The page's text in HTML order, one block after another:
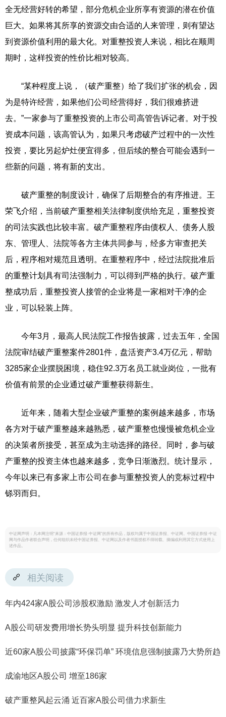
全无经营好转的希望，部分危机企业所享有资源的潜在价值
巨大。如果将其所享的资源交由合适的人来管理，则有望达
到资源价值利用的最大化。对重整投资人来说，相比在顺周
期时，这样投资的性价比相对较高。
“某种程度上说，（破产重整）给了我们扩张的机会，因
为是特许经营，如果他们公司经营得好，我们很难挤进
去。”一家参与了重整投资的上市公司高管告诉记者。对于投
资成本问题，该高管认为，如果只考虑破产过程中的一次性
投资，要比另起炉灶便宜得多，但后续的整合可能会遇到一
些新的问题，将有新的支出。
破产重整的制度设计，确保了后期整合的有序推进。王
荣飞介绍，当前破产重整相关法律制度供给充足，重整投资
的司法实践也比较丰富。破产重整程序由债权人、债务人股
东、管理人、法院等各方主体共同参与，经多方审查把关
后，程序相对规范且透明。在重整程序中，经过法院批准后
的重整计划具有司法强制力，可以得到严格的执行。破产重
整成功后，重整投资人接管的企业将是一家相对干净的企
业，可以轻装上阵。
今年3月，最高人民法院工作报告披露，过去五年，全国
法院审结破产重整案件2801件，盘活资产3.4万亿元，帮助
3285家企业摆脱困境，稳住92.3万名员工就业岗位，一批有
价值有前景的企业通过破产重整获得新生。
近年来，随着大型企业破产重整的案例越来越多，市场
各方对于破产重整越来越熟悉，破产重整也慢慢被危机企业
的决策者所接受，甚至成为主动选择的路径。同时，参与破
产重整的投资主体也越来越多，竞争日渐激烈。统计显示，
今年以来已有多家上市公司在参与重整投资人的竞标过程中
铩羽而归。
中证网声明：凡本网注明“来源：中国证券报·中证网”的所有作品，版权均属于中国证券报、中证网。中国证券报·中证
网与作品作者联合声明，任何组织未经中国证券报、中证网以及作者书面授权不得转载、摘编或利用其它方式使用上
述作品。
相关阅读
年内424家A股公司涉股权激励 激发人才创新活力
A股公司研发费用增长势头明显 提升科技创新能力
近60家A股公司披露“环保罚单” 环境信息强制披露乃大势所趋
成渝地区A股公司 增至186家
破产重整风起云涌 近百家A股公司借力求新生